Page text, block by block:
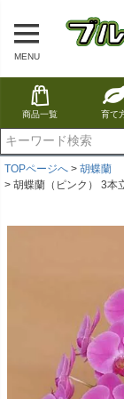
MENU
商品一覧 育て
TOPページへ
胡蝶蘭
胡蝶蘭（ピンク） 3本